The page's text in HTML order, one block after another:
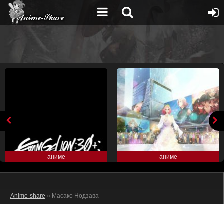
аниме аниме
Anime-share » Масако Нодзава